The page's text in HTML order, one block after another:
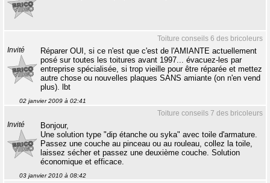
Toiture conseils 6 des bricoleurs
Invité
Réparer OUI, si ce n'est que c'est de l'AMIANTE actuellement
posé sur toutes les toitures avant 1997... évacuez-les par
entreprise spécialisée, si trop vieille pour être réparée et mettez
autre chose ou nouvelles plaques SANS amiante (on n'en vend
plus). lbt
02 janvier 2009 à 02:41
Toiture conseils 7 des bricoleurs
Invité
Bonjour,
Une solution type "dip étanche ou syka" avec toile d'armature.
Passez une couche au pinceau ou au rouleau, collez la toile,
laissez sécher et passez une deuxième couche. Solution
économique et efficace.
03 janvier 2010 à 08:42